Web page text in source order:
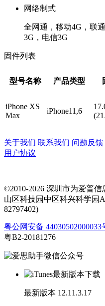
网络制式
全网通，移动4G，联
3G，电信3G
固件列表
型号名称 产品类型
iPhone XS
Max
iPhone11,6
关于我们 联系我们 问题反馈
用户协议
©2010-2026 深圳市为爱普信
山区科技园中区科兴科学园
82797402)
粤公网安备 44030502000033
粤B2-20181276
最新版本 12.11.3.17